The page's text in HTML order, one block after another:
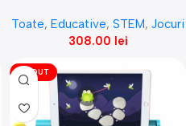
Toate, Educative, STEM, Jocuri
308.00 lei
VÎNDUT